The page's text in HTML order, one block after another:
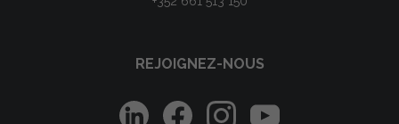
+352 661 513 150
REJOIGNEZ-NOUS